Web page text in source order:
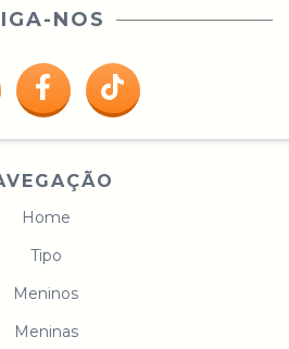
NOS
Home
Tipo
Meninos
Meninas